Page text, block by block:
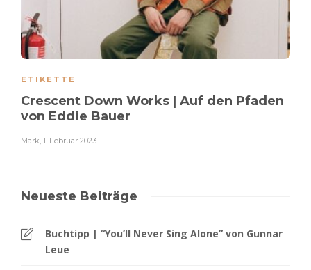
ETIKETTE
Crescent Down Works | Auf den Pfaden
von Eddie Bauer
Mark 1. Februar 2023
Neueste Beiträge
Buchtipp | “You’ll Never Sing Alone” von Gunnar
Leue